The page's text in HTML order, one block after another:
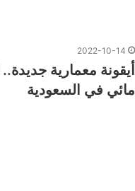
2022-10-14
أيقونة معمارية
مائي في السعودية